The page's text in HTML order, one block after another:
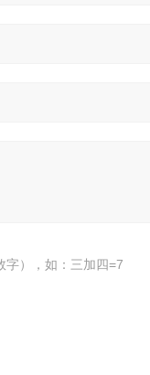
字），如：三加四=7